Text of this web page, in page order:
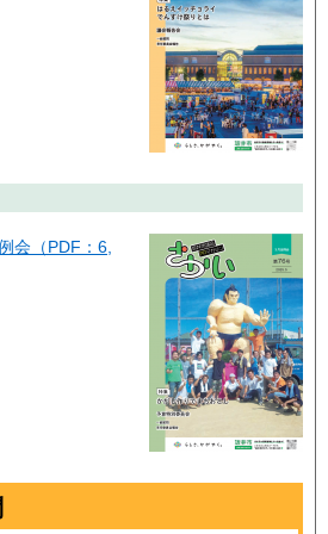
会（PDF：6,